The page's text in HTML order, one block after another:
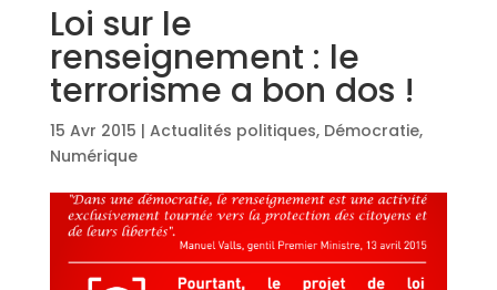
Loi sur le
renseignement : le
terrorisme a bon dos !
15 Avr 2015 | Actualités politiques, Démocratie,
Numérique